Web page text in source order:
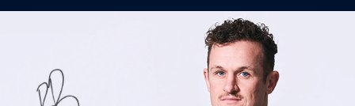
ACADEMY